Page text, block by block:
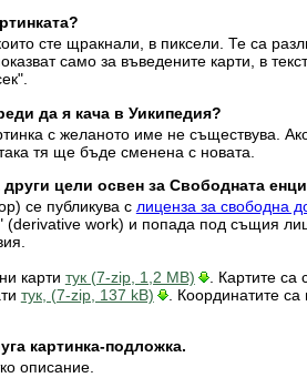
сте щракнали, в пиксели. Те са
само за въведените карти, в
да я кача в Уикипедия?
с желаното име не съществува.
тя ще бъде сменена с новата.
цели освен за Свободната
се публикува с лиценза за свободна
(derivative work) и попада под същия
карти тук (7-zip, 1,2 MB)
. Картите са
тук, (7-zip, 137 kB)
. Координатите
картинка-подложка.
описание.